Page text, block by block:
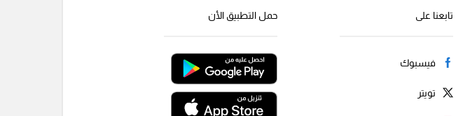
تابعنا على
فيسبوك
تويتر
حمل التطبيق الأن